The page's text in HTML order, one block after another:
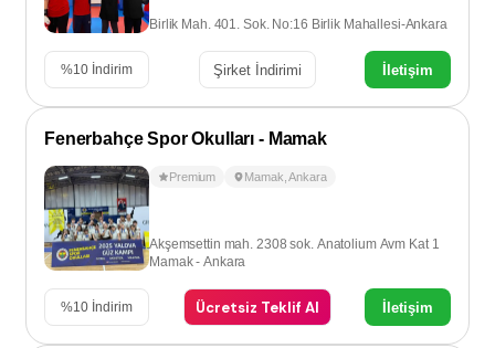
Birlik Mah. 401. Sok. No:16 Birlik Mahallesi-Ankara
%10 İndirim Şirket İndirimi İletişim
Fenerbahçe Spor Okulları - Mamak
Premium Mamak ,Ankara
Akşemsettin mah. 2308 sok. Anatolium Avm Kat 1
Mamak - Ankara
%10 İndirim Ücretsiz Teklif Al İletişim